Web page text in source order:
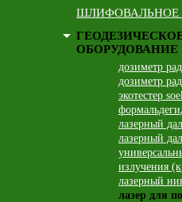
ШЛИФОВАЛЬНОЕ
ОБОРУДОВАНИЕ
дозиметр
дозиметр
экотестер
лазерный
лазерный
излучения
лазерный
лазер для